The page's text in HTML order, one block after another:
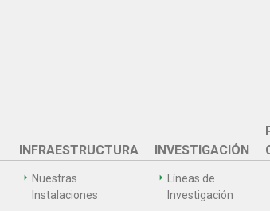
INFRAESTRUCTURA
Nuestras
Instalaciones
INVESTIGACIÓN
Líneas de
Investigación